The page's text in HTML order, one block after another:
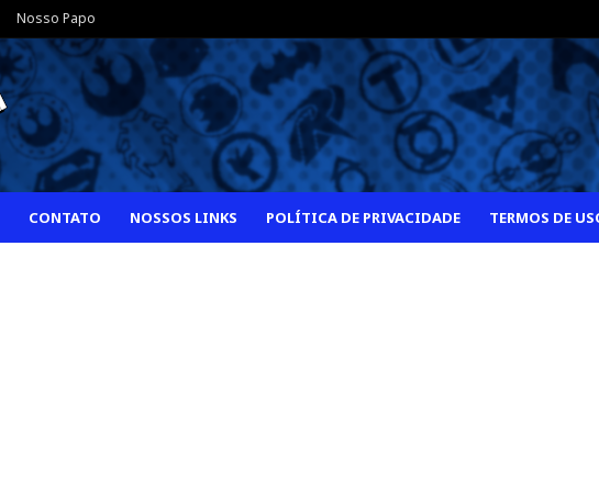
Nosso Papo
CONTATO NOSSOS LINKS POLÍTICA DE PRIVACIDADE TERMOS DE